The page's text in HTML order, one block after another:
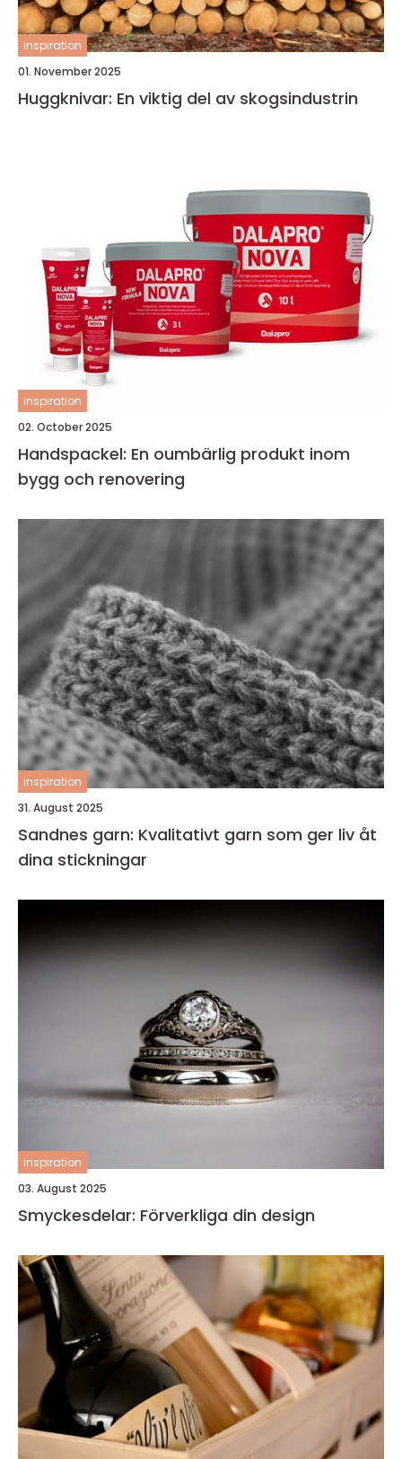
inspiration
01. November 2025
Huggknivar: En viktig del av skogsindustrin
inspiration
02. October 2025
Handspackel: En oumbärlig produkt inom
bygg och renovering
inspiration
31. August 2025
Sandnes garn: Kvalitativt garn som ger liv åt
dina stickningar
inspiration
03. August 2025
Smyckesdelar: Förverkliga din design